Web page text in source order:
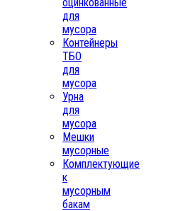
для
мусора
Контейнеры
ТБО
для
мусора
Урна
для
мусора
Мешки
мусорные
Комплектующие
к
мусорным
бакам